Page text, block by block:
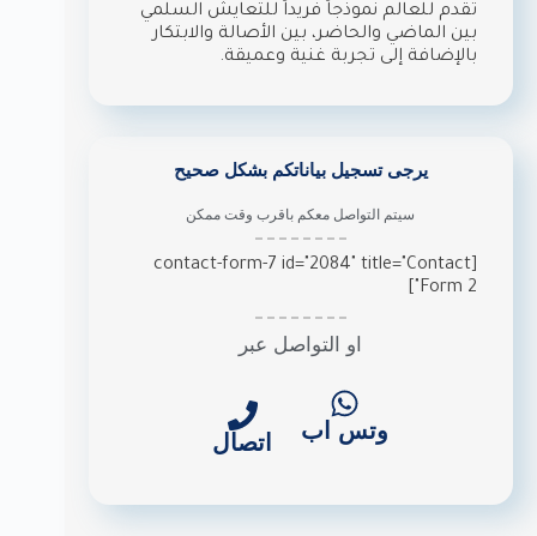
تقدم للعالم نموذجاً فريداً للتعايش السلمي
بين الماضي والحاضر، بين الأصالة والابتكار
بالإضافة إلى تجربة غنية وعميقة.
يرجى تسجيل بياناتكم بشكل صحيح
سيتم التواصل معكم باقرب وقت ممكن
[contact-form-7 id="2084" title="Contact
Form 2"]
او التواصل عبر
وتس اب اتصال